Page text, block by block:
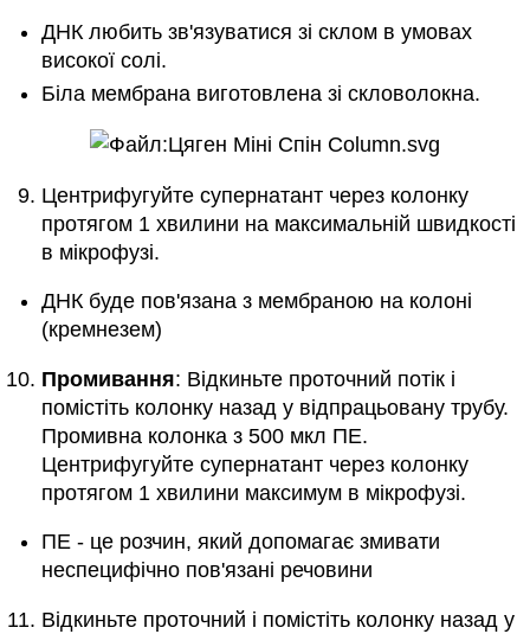
ДНК любить зв'язуватися зі склом в умовах
високої солі.
Біла мембрана виготовлена зі скловолокна.
Центрифугуйте супернатант через колонку
протягом 1 хвилини на максимальній швидкості
в мікрофузі.
ДНК буде пов'язана з мембраною на колоні
(кремнезем)
Промивання: Відкиньте проточний потік і
помістіть колонку назад у відпрацьовану трубу.
Промивна колонка з 500 мкл ПЕ.
Центрифугуйте супернатант через колонку
протягом 1 хвилини максимум в мікрофузі.
ПЕ - це розчин, який допомагає змивати
неспецифічно пов'язані речовини
Відкиньте проточний і помістіть колонку назад у